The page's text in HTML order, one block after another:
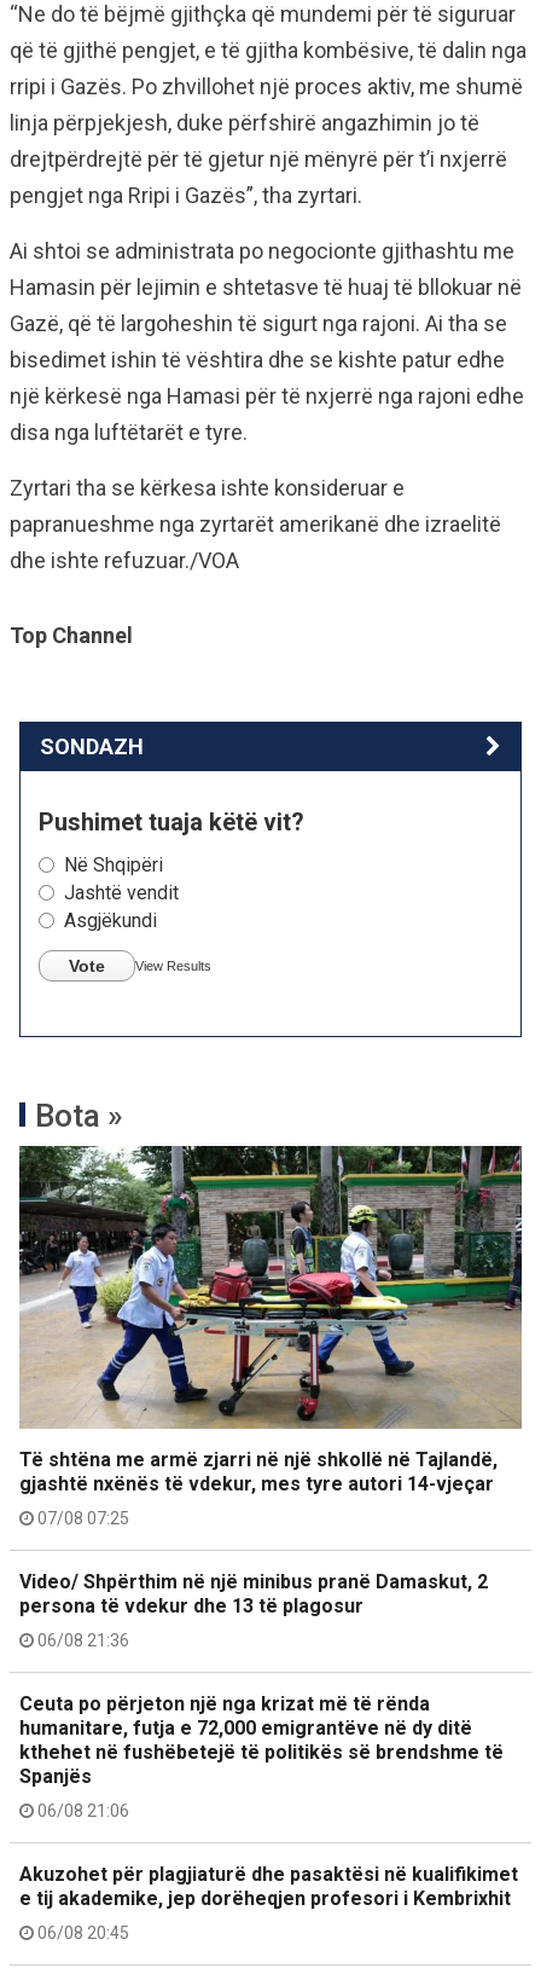
“Ne do të bëjmë gjithçka që mundemi për të siguruar
që të gjithë pengjet, e të gjitha kombësive, të dalin nga
rripi i Gazës. Po zhvillohet një proces aktiv, me shumë
linja përpjekjesh, duke përfshirë angazhimin jo të
drejtpërdrejtë për të gjetur një mënyrë për t’i nxjerrë
pengjet nga Rripi i Gazës”, tha zyrtari.
Ai shtoi se administrata po negocionte gjithashtu me
Hamasin për lejimin e shtetasve të huaj të bllokuar në
Gazë, që të largoheshin të sigurt nga rajoni. Ai tha se
bisedimet ishin të vështira dhe se kishte patur edhe
një kërkesë nga Hamasi për të nxjerrë nga rajoni edhe
disa nga luftëtarët e tyre.
Zyrtari tha se kërkesa ishte konsideruar e
papranueshme nga zyrtarët amerikanë dhe izraelitë
dhe ishte refuzuar./VOA
Top Channel
SONDAZH
Pushimet tuaja këtë vit?
Në Shqipëri
Jashtë vendit
Asgjëkundi
Vote View Results
Bota »
Të shtëna me armë zjarri në një shkollë në Tajlandë,
gjashtë nxënës të vdekur, mes tyre autori 14-vjeçar
07/08 07:25
Video/ Shpërthim në një minibus pranë Damaskut, 2
persona të vdekur dhe 13 të plagosur
06/08 21:36
Ceuta po përjeton një nga krizat më të rënda
humanitare, futja e 72,000 emigrantëve në dy ditë
kthehet në fushëbetejë të politikës së brendshme të
Spanjës
06/08 21:06
Akuzohet për plagjiaturë dhe pasaktësi në kualifikimet
e tij akademike, jep dorëheqjen profesori i Kembrixhit
06/08 20:45